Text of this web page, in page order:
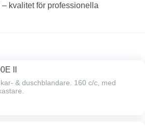
kvalitet för professionella
II
& duschblandare. 160 c/c, med